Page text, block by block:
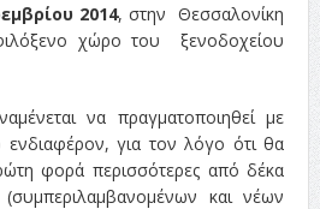
2014, στην Θεσσαλονίκη
χώρο του ξενοδοχείου
να πραγματοποιηθεί με
ενδιαφέρον, για τον λόγο ότι θα
φορά περισσότερες από δέκα
(συμπεριλαμβανομένων και νέων